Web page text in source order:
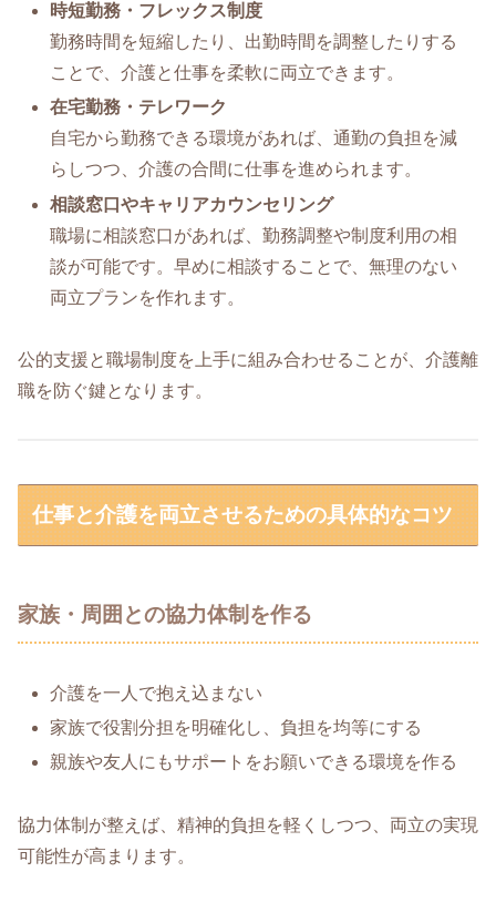
時短勤務・フレックス制度
勤務時間を短縮したり、出勤時間を調整したりする
ことで、介護と仕事を柔軟に両立できます。
在宅勤務・テレワーク
自宅から勤務できる環境があれば、通勤の負担を減
らしつつ、介護の合間に仕事を進められます。
相談窓口やキャリアカウンセリング
職場に相談窓口があれば、勤務調整や制度利用の相
談が可能です。早めに相談することで、無理のない
両立プランを作れます。
公的支援と職場制度を上手に組み合わせることが、介護離
職を防ぐ鍵となります。
仕事と介護を両立させるための具体的なコツ
家族・周囲との協力体制を作る
介護を一人で抱え込まない
家族で役割分担を明確化し、負担を均等にする
親族や友人にもサポートをお願いできる環境を作る
協力体制が整えば、精神的負担を軽くしつつ、両立の実現
可能性が高まります。